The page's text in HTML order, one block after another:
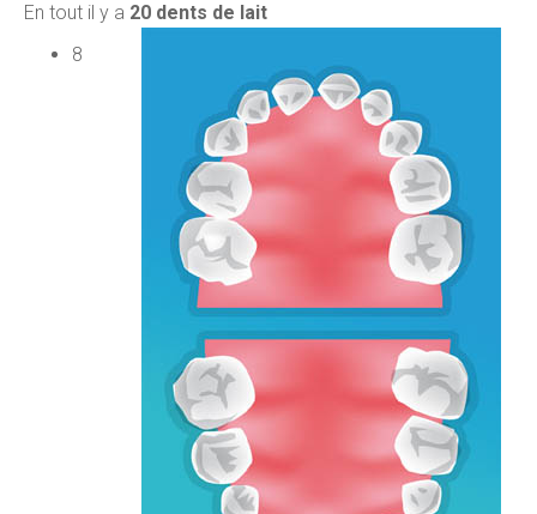
En tout il y a 20 dents de lait
8